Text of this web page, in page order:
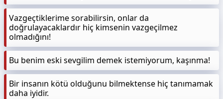
Vazgeçtiklerime sorabilirsin, onlar da
doğrulayacaklardır hiç kimsenin vazgeçilmez
olmadığını!
Bu benim eski sevgilim demek istemiyorum, kaşınma!
Bir insanın kötü olduğunu bilmektense hiç tanımamak
daha iyidir.